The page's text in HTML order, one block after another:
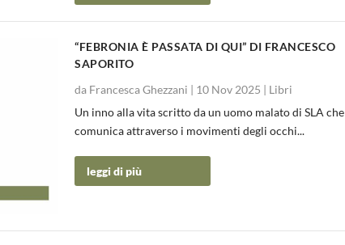
“FEBRONIA È PASSATA DI QUI” DI FRANCESCO
SAPORITO
da Francesca Ghezzani | 10 Nov 2025 | Libri
Un inno alla vita scritto da un uomo malato di SLA che
comunica attraverso i movimenti degli occhi...
leggi di più